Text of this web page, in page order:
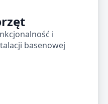
i
basenowej